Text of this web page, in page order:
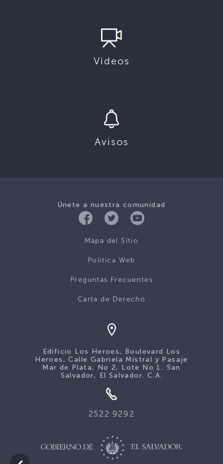
Videos
Avisos
Únete a nuestra comunidad
Mapa del Sitio
Politica Web
Preguntas Frecuentes
Carta de Derecho
Edificio Los Heroes, Boulevard Los
Heroes, Calle Gabriela Mistral y Pasaje
Mar de Plata, No 2, Lote No 1, San
Salvador, El Salvador. C.A.
2522 9292